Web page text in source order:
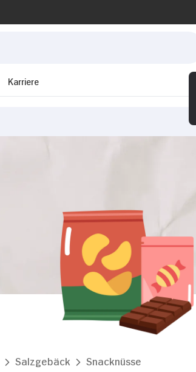
Karriere
Salzgebäck Snacknüsse